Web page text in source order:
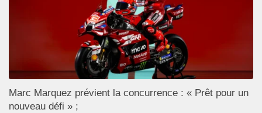
Marc Marquez prévient la concurrence : « Prêt pour un
nouveau défi » ;